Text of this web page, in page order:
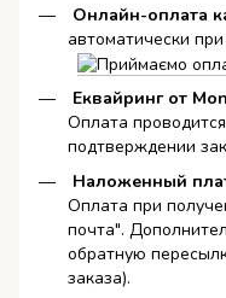
Онлайн-оплата
автоматически
Еквайринг от
Оплата
подтверждении
Наложенный
Оплата при
почта".
обратную
заказа).